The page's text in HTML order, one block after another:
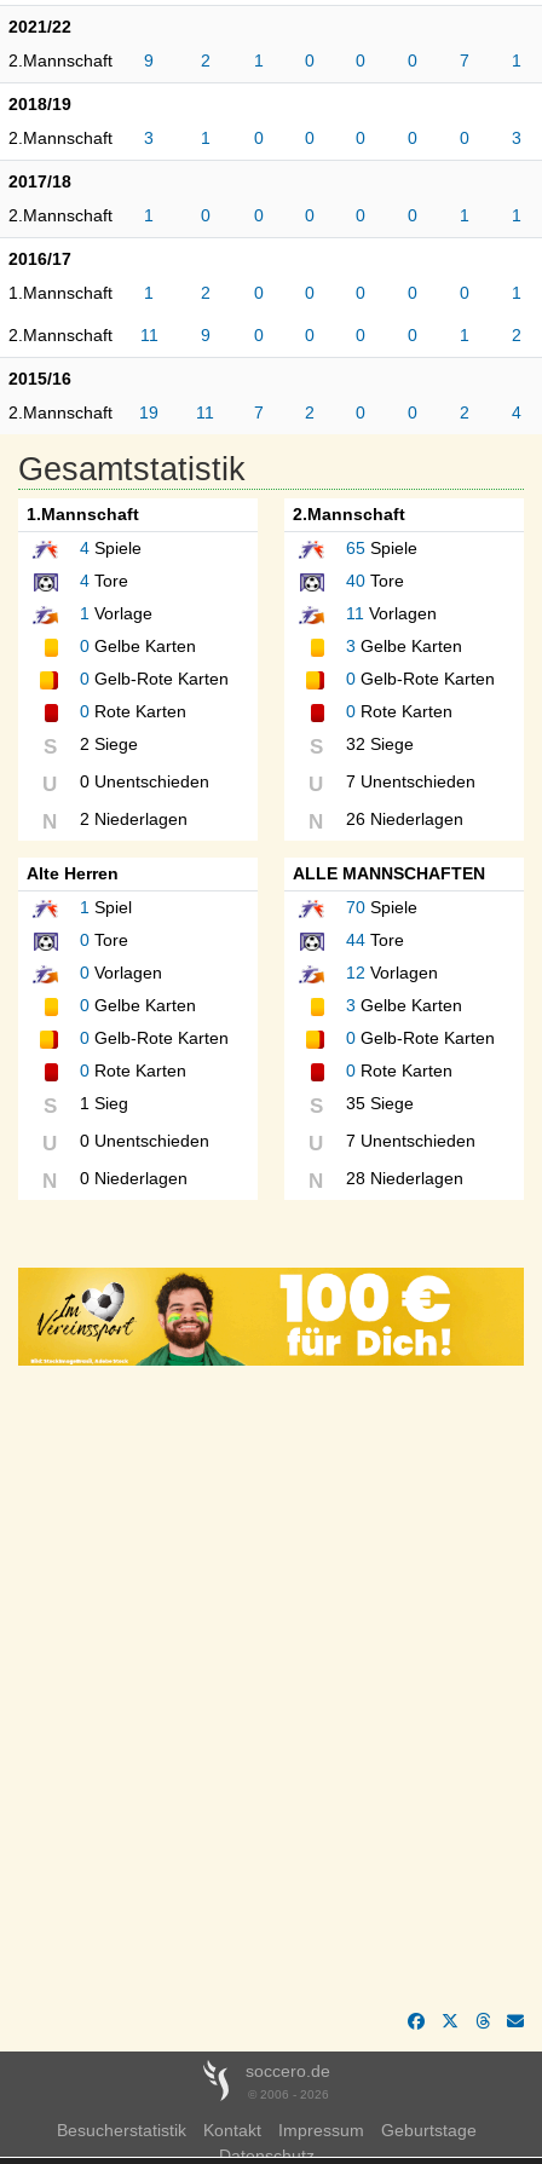
2021/22
2.Mannschaft
9 2 1 0 0 0 7 1
2018/19
2.Mannschaft
3 1 0 0 0 0 0 3
2017/18
2.Mannschaft
1 0 0 0 0 0 1 1
2016/17
1.Mannschaft
1 2 0 0 0 0 0 1
2.Mannschaft 11 9 0 0 0 0 1 2
2015/16
2.Mannschaft
19 11 7 2 0 0 2 4
Gesamtstatistik
1.Mannschaft
4 Spiele
4 Tore
1 Vorlage
0 Gelbe Karten
0 Gelb-Rote Karten
0 Rote Karten
S 2 Siege
U 0 Unentschieden
N 2 Niederlagen
2.Mannschaft
65Spiele
40Tore
11Vorlagen
3 Gelbe Karten
0Gelb-Rote Karten
0Rote Karten
S 32 Siege
U 7 Unentschieden
N 26 Niederlagen
Alte Herren
1 Spiel
0 Tore
0 Vorlagen
0 Gelbe Karten
0 Gelb-Rote Karten
0 Rote Karten
S 1 Sieg
U 0 Unentschieden
N 0 Niederlagen
ALLE MANNSCHAFTEN
70Spiele
44Tore
12 Vorlagen
3 Gelbe Karten
0Gelb-Rote Karten
0Rote Karten
S 35 Siege
U 7 Unentschieden
N 28 Niederlagen
soccero.de
© 2006 - 2026
Besucherstatistik Kontakt Impressum
Geburtstage
Datenschutz